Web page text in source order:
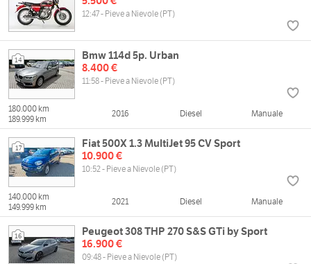
12:47 - Pieve a Nievole (PT)
14
Bmw 114d 5p. Urban
8.400 €
11:58 - Pieve a Nievole (PT)
180.000 km
189.999 km
2016 Diesel Manuale
17
Fiat 500X 1.3 MultiJet 95 CV Sport
10.900 €
10:52 - Pieve a Nievole (PT)
140.000 km
149.999 km
2021 Diesel Manuale
16
Peugeot 308 THP 270 S&S GTi by Sport
16.900 €
09:48 - Pieve a Nievole (PT)